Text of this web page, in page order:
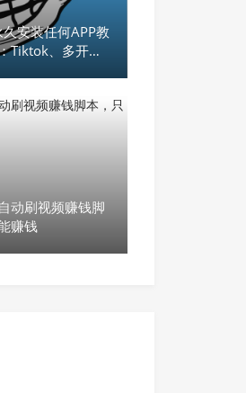
安装任何APP教
Tiktok、多开微
动刷视频赚钱脚
赚钱